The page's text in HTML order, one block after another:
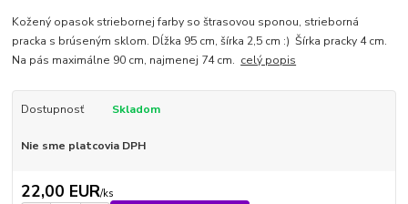
Kožený opasok striebornej farby so štrasovou sponou, strieborná
pracka s brúseným sklom. Dĺžka 95 cm, šírka 2,5 cm :) Šírka pracky 4 cm.
Na pás maximálne 90 cm, najmenej 74 cm. celý popis
Dostupnosť Skladom
Nie sme platcovia DPH
22,00 EUR/ks